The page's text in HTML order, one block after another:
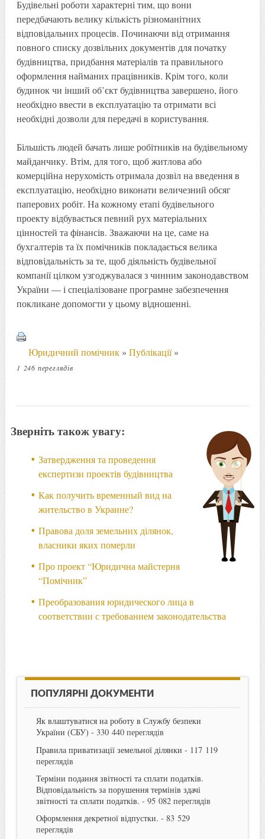
Будівельні роботи характерні тим, що вони
передбачають велику кількість різноманітних
відповідальних процесів. Починаючи від отримання
повного списку дозвільних документів для початку
будівництва, придбання матеріалів та правильного
оформлення найманих працівників. Крім того, коли
будинок чи інший об’єкт будівництва завершено, його
необхідно ввести в експлуатацію та отримати всі
необхідні дозволи для передачі в користування.
Більшість людей бачать лише робітників на будівельному
майданчику. Втім, для того, щоб житлова або
комерційна нерухомість отримала дозвіл на введення в
експлуатацію, необхідно виконати величезний обсяг
паперових робіт. На кожному етапі будівельного
проекту відбувається певний рух матеріальних
цінностей та фінансів. Зважаючи на це, саме на
бухгалтерів та їх помічників покладається велика
відповідальність за те, щоб діяльність будівельної
компанії цілком узгоджувалася з чинним законодавством
України — і спеціалізоване програмне забезпечення
покликане допомогти у цьому відношенні.
Юридичний помічник» Публікації»
1 246 переглядів
Зверніть також увагу:
Затвердження та проведення
експертизи проектів будівництва
Как получить временный вид на
жительство в Украине?
Правова доля земельних ділянок,
власники яких померли
Про проект “Юридична майстерня
“Помічник”
Преобразования юридического лица в
соответствии с требованием законодательства
ПОПУЛЯРНІ ДОКУМЕНТИ
Як влаштуватися на роботу в Службу безпеки
України (СБУ) - 330 440 переглядів
Правила приватизації земельної ділянки - 117 119
переглядів
Терміни подання звітності та сплати податків.
Відповідальність за порушення термінів здачі
звітності та сплати податків. - 95 082 переглядів
Оформлення декретної відпустки. - 83 529
переглядів